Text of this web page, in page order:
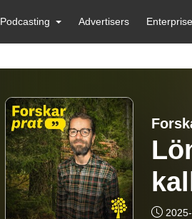
Podcasting Advertisers Enterprise